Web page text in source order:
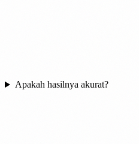
Apakah hasilnya akurat?